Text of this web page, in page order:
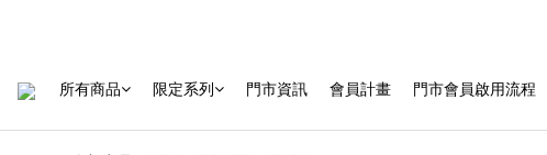
所有商品 限定系列 門市資訊 會員計畫 門市會員啟用流程